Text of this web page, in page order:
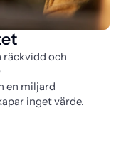
räckvidd och
en miljard
inget värde.